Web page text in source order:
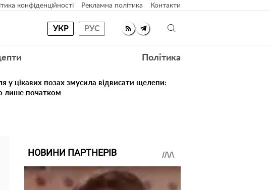
конфіденційності Рекламна політика Контакти
УКР РУС
Політика
у цікавих позах змусила відвисати щелепи:
лише початком
НОВИНИ ПАРТНЕРІВ